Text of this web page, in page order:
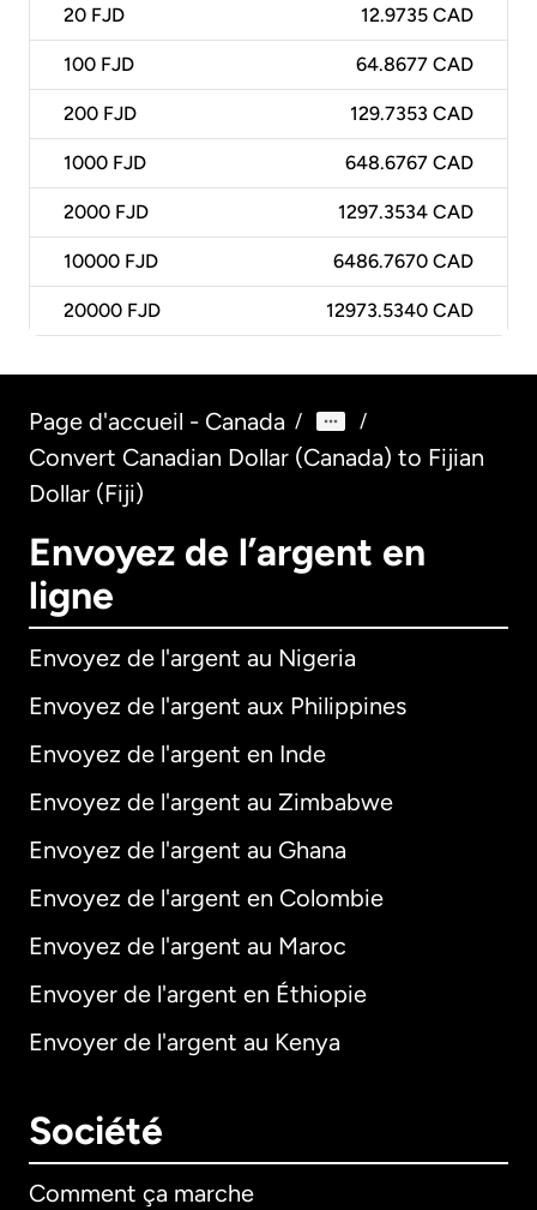
20 FJD 12.9735 CAD
100 FJD 64.8677 CAD
200 FJD 129.7353 CAD
1000 FJD 648.6767 CAD
2000 FJD 1297.3534 CAD
10000 FJD 6486.7670 CAD
20000 FJD 12973.5340 CAD
Page d'accueil - Canada / /
Convert Canadian Dollar (Canada) to Fijian
Dollar (Fiji)
Envoyez de l’argent en
ligne
Envoyez de l'argent au Nigeria
Envoyez de l'argent aux Philippines
Envoyez de l'argent en Inde
Envoyez de l'argent au Zimbabwe
Envoyez de l'argent au Ghana
Envoyez de l'argent en Colombie
Envoyez de l'argent au Maroc
Envoyer de l'argent en Éthiopie
Envoyer de l'argent au Kenya
Société
Comment ça marche